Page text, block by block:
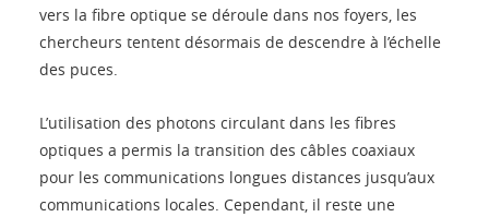
vers la fibre optique se déroule dans nos foyers, les
chercheurs tentent désormais de descendre à l’échelle
des puces.
L’utilisation des photons circulant dans les fibres
optiques a permis la transition des câbles coaxiaux
pour les communications longues distances jusqu’aux
communications locales. Cependant, il reste une